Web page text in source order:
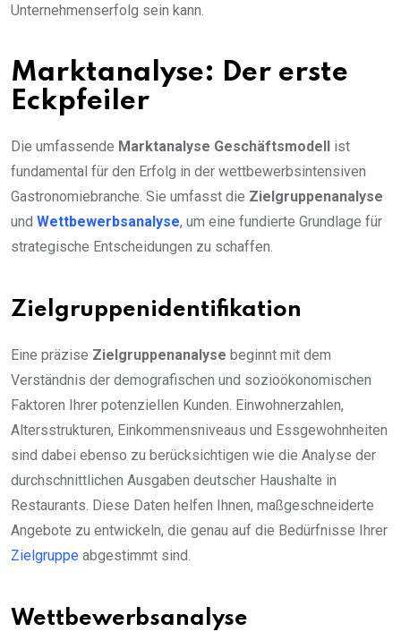
Unternehmenserfolg sein kann.
Marktanalyse: Der erste
Eckpfeiler
Die umfassende Marktanalyse Geschäftsmodell
ist
fundamental für den Erfolg in der wettbewerbsintensiven
Gastronomiebranche. Sie umfasst die Zielgruppenanalyse
und Wettbewerbsanalyse, um eine fundierte Grundlage für
strategische Entscheidungen zu schaffen.
Zielgruppenidentifikation
Eine präzise Zielgruppenanalyse beginnt mit dem
Verständnis der demografischen und sozioökonomischen
Faktoren Ihrer potenziellen Kunden. Einwohnerzahlen,
Altersstrukturen, Einkommensniveaus und Essgewohnheiten
sind dabei ebenso zu berücksichtigen wie die Analyse der
durchschnittlichen Ausgaben deutscher Haushalte in
Restaurants. Diese Daten helfen Ihnen, maßgeschneiderte
Angebote zu entwickeln, die genau auf die Bedürfnisse Ihrer
Zielgruppe abgestimmt sind.
Wettbewerbsanalyse